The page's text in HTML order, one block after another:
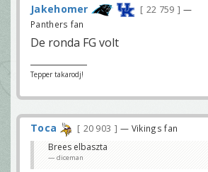
Jakehomer 22 759
—
Panthers fan
De ronda FG volt
Tepper takarodj!
Toca 20 903 — Vikings fan
Brees elbaszta
diceman